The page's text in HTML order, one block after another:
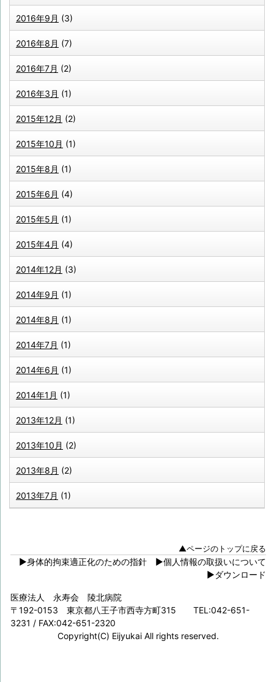
2016年9月 (3)
2016年8月 (7)
2016年7月 (2)
2016年3月 (1)
2015年12月 (2)
2015年10月 (1)
2015年8月 (1)
2015年6月 (4)
2015年5月 (1)
2015年4月 (4)
2014年12月 (3)
2014年9月 (1)
2014年8月 (1)
2014年7月 (1)
2014年6月 (1)
2014年1月 (1)
2013年12月 (1)
2013年10月 (2)
2013年8月 (2)
2013年7月 (1)
▲ページのトップに戻る
▶身体的拘束適正化のための指針
▶個人情報の取扱いについて
▶ダウンロード
医療法人 永寿会 陵北病院
〒192-0153 東京都八王子市西寺方町315 TEL:042-651-
3231 / FAX:042-651-2320
Copyright(C) Eijyukai All rights reserved.